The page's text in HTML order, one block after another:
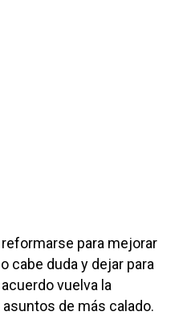
para mejorar
cabe duda y dejar para
vuelva la
de más calado.